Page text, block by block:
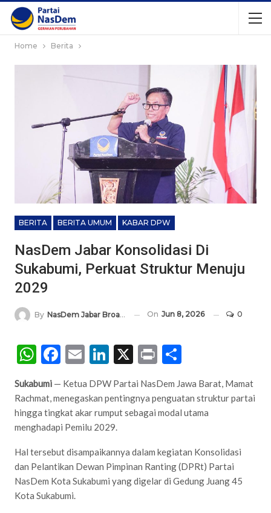
Home Berita
BERITA BERITA UMUM KABAR DPW
NasDem Jabar Konsolidasi Di
Sukabumi, Perkuat Struktur Menuju
2029
By NasDem Jabar Broadcasting Network On Jun 8, 2026 0
WhatsApp
Facebook
EmailLinkedIn
X Print
Sukabumi — Ketua DPW Partai NasDem Jawa Barat, Mamat
Rachmat, menegaskan pentingnya penguatan struktur partai
hingga tingkat akar rumput sebagai modal utama
menghadapi Pemilu 2029.
Hal tersebut disampaikannya dalam kegiatan Konsolidasi
dan Pelantikan Dewan Pimpinan Ranting (DPRt) Partai
NasDem Kota Sukabumi yang digelar di Gedung Juang 45
Kota Sukabumi.